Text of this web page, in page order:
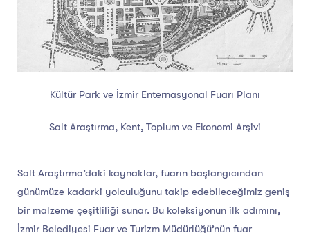
Kültür Park ve İzmir Enternasyonal Fuarı Planı
Salt Araştırma, Kent, Toplum ve Ekonomi Arşivi
Salt Araştırma’daki kaynaklar, fuarın başlangıcından
günümüze kadarki yolculuğunu takip edebileceğimiz geniş
bir malzeme çeşitliliği sunar. Bu koleksiyonun ilk adımını,
İzmir Belediyesi Fuar ve Turizm Müdürlüğü’nün fuar